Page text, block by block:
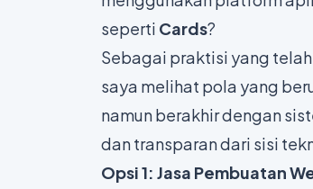
seperti Cards?
Sebagai praktisi yang
saya melihat pola yang
namun berakhir dengan
dan transparan dari sisi
Opsi 1: Jasa Pembuatan